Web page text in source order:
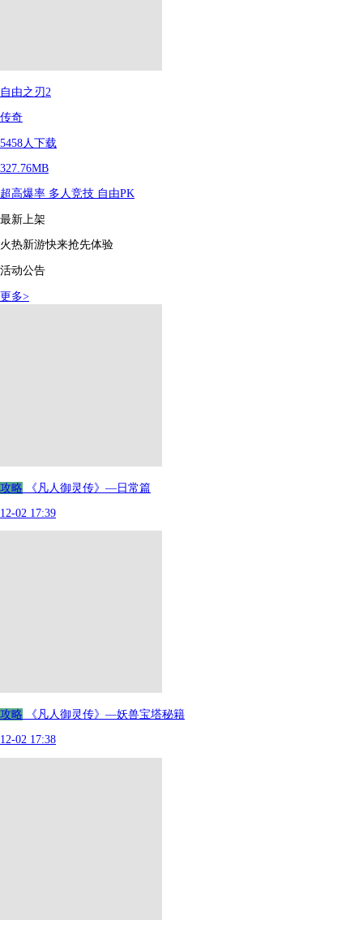
自由之刃2
传奇
5458人下载
327.76MB
超高爆率 多人竞技 自由PK
最新上架
火热新游快来抢先体验
活动公告
更多>
攻略 《凡人御灵传》—日常篇
12-02 17:39
攻略 《凡人御灵传》—妖兽宝塔秘籍
12-02 17:38